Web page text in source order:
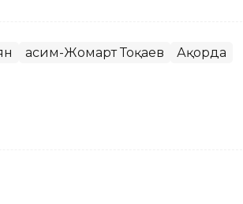
Қасим-Жомарт Тоқаев
Ақорда